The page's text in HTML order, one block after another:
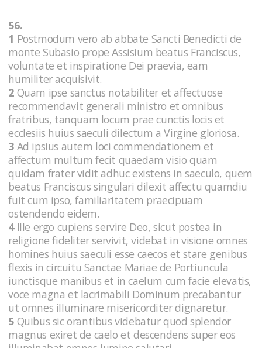
56.
1 Postmodum vero ab abbate Sancti Benedicti de
monte Subasio prope Assisium beatus Franciscus,
voluntate et inspiratione Dei praevia, eam
humiliter acquisivit.
2 Quam ipse sanctus notabiliter et affectuose
recommendavit generali ministro et omnibus
fratribus, tanquam locum prae cunctis locis et
ecclesiis huius saeculi dilectum a Virgine gloriosa.
3 Ad ipsius autem loci commendationem et
affectum multum fecit quaedam visio quam
quidam frater vidit adhuc existens in saeculo, quem
beatus Franciscus singulari dilexit affectu quamdiu
fuit cum ipso, familiaritatem praecipuam
ostendendo eidem.
4Ille ergo cupiens servire Deo, sicut postea in
religione fideliter servivit, videbat in visione omnes
homines huius saeculi esse caecos et stare genibus
flexis in circuitu Sanctae Mariae de Portiuncula
iunctisque manibus et in caelum cum facie elevatis,
voce magna et lacrimabili Dominum precabantur
ut omnes illuminare misericorditer dignaretur.
5 Quibus sic orantibus videbatur quod splendor
magnus exiret de caelo et descendens super eos